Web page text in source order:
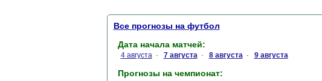
Все прогнозы на футбол
Дата начала матчей:
4 августа · 7 августа · 8 августа · 9 августа
Прогнозы на чемпионат: